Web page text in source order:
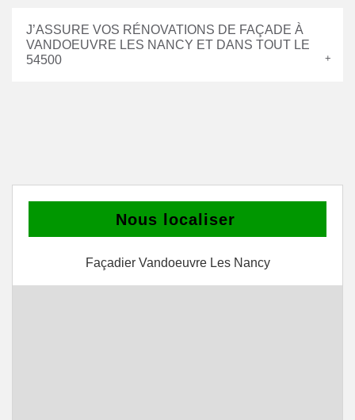
J’ASSURE VOS RÉNOVATIONS DE FAÇADE À
VANDOEUVRE LES NANCY ET DANS TOUT LE
54500
Nous localiser
Façadier Vandoeuvre Les Nancy